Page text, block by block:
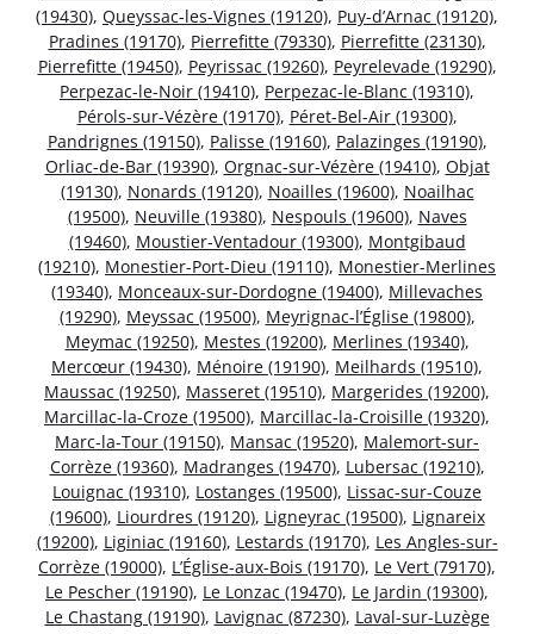
(19430), Queyssac-les-Vignes (19120), Puy-d’Arnac (19120),
Pradines (19170), Pierrefitte (79330), Pierrefitte (23130),
Pierrefitte (19450), Peyrissac (19260), Peyrelevade (19290),
Perpezac-le-Noir (19410), Perpezac-le-Blanc (19310),
Pérols-sur-Vézère (19170), Péret-Bel-Air (19300),
Pandrignes (19150), Palisse (19160), Palazinges (19190),
Orliac-de-Bar (19390), Orgnac-sur-Vézère (19410), Objat
(19130), Nonards (19120), Noailles (19600), Noailhac
(19500), Neuville (19380), Nespouls (19600), Naves
(19460), Moustier-Ventadour (19300), Montgibaud
(19210), Monestier-Port-Dieu (19110), Monestier-Merlines
(19340), Monceaux-sur-Dordogne (19400), Millevaches
(19290), Meyssac (19500), Meyrignac-l’Église (19800),
Meymac (19250), Mestes (19200), Merlines (19340),
Mercœur (19430), Ménoire (19190), Meilhards (19510),
Maussac (19250), Masseret (19510), Margerides (19200),
Marcillac-la-Croze (19500), Marcillac-la-Croisille (19320),
Marc-la-Tour (19150), Mansac (19520), Malemort-sur-
Corrèze (19360), Madranges (19470), Lubersac (19210),
Louignac (19310), Lostanges (19500), Lissac-sur-Couze
(19600), Liourdres (19120), Ligneyrac (19500), Lignareix
(19200), Liginiac (19160), Lestards (19170), Les Angles-sur-
Corrèze (19000), L’Église-aux-Bois (19170), Le Vert (79170),
Le Pescher (19190), Le Lonzac (19470), Le Jardin (19300),
Le Chastang (19190), Lavignac (87230), Laval-sur-Luzège